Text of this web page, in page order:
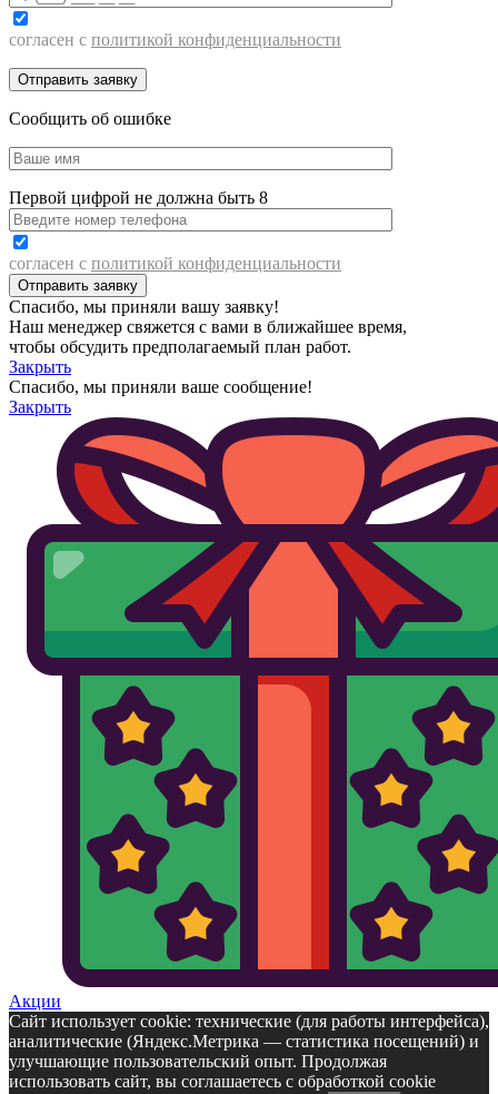
согласен с политикой конфиденциальности
Сообщить об ошибке
Первой цифрой не должна быть 8
согласен с политикой конфиденциальности
Спасибо, мы приняли вашу заявку!
Наш менеджер свяжется с вами в ближайшее время,
чтобы обсудить предполагаемый план работ.
Закрыть
Спасибо, мы приняли ваше сообщение!
Закрыть
Акции
Сайт использует cookie: технические (для работы интерфейса),
аналитические (Яндекс.Метрика — статистика посещений) и
улучшающие пользовательский опыт. Продолжая
использовать сайт, вы соглашаетесь с обработкой cookie